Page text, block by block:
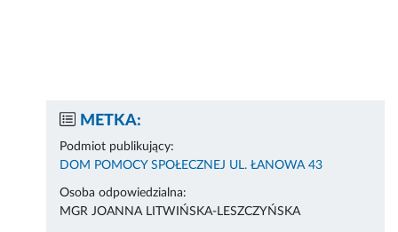
METKA:
Podmiot publikujący:
DOM POMOCY SPOŁECZNEJ UL. ŁANOWA 43
Osoba odpowiedzialna:
MGR JOANNA LITWIŃSKA-LESZCZYŃSKA